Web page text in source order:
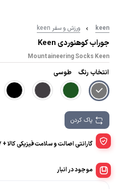
keen ورزش و سفر keen
جوراب کوهنوردی Keen
Mountaineering Socks Keen
انتخاب رنگ طوسی
پاک کردن
گارانتی اصالت و سلامت فیزیکی کالا + 7 روز عودت بی قید و شرط
موجود در انبار